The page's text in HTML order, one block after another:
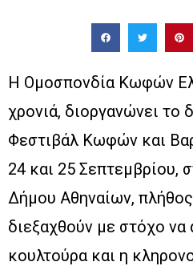
Η Ομοσπονδία Κωφών
χρονιά, διοργανώνει το
Φεστιβάλ Κωφών και
24 και 25 Σεπτεμβρίου,
Δήμου Αθηναίων,
διεξαχθούν με στόχο να
κουλτούρα και η